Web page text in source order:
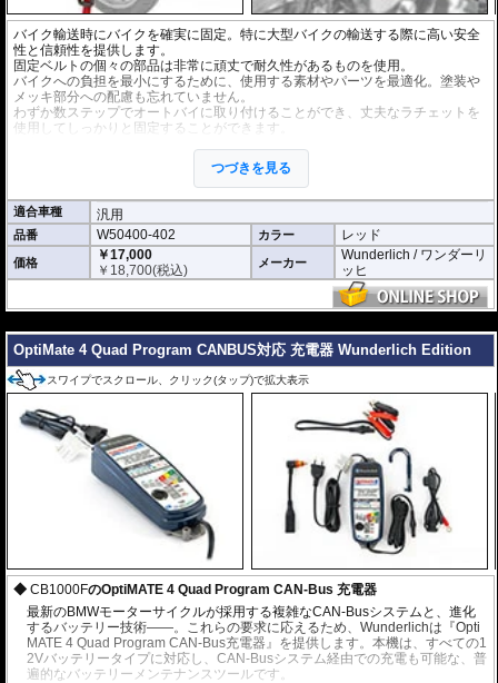
バイク輸送時にバイクを確実に固定。特に大型バイクの輸送する際に高い安全
性と信頼性を提供します。
固定ベルトの個々の部品は非常に頑丈で耐久性があるものを使用。
バイクへの負担を最小にするために、使用する素材やパーツを最適化。塗装や
メッキ部分への配慮も忘れていません。
わずか数ステップでオートバイに取り付けることができ、丈夫なラチェットを
使用してしっかりと固定することができます。
つづきを見る
適合車種 汎用
品番 W50400-402 カラー レッド
価格
￥17,000
￥ 18,700(税込) メーカー
Wunderlich / ワンダーリ
ッヒ
OptiMate 4 Quad Program CANBUS対応 充電器 Wunderlich Edition
スワイプでスクロール、クリック(タップ)で拡大表示
CB1000FのOptiMATE 4 Quad Program CAN-Bus 充電器
最新のBMWモーターサイクルが採用する複雑なCAN-Busシステムと、進化
するバッテリー技術——。これらの要求に応えるため、Wunderlichは『Opti
MATE 4 Quad Program CAN-Bus充電器』を提供します。本機は、すべての1
2Vバッテリータイプに対応し、CAN-Busシステム経由での充電も可能な、普
遍的なバッテリーメンテナンスツールです。